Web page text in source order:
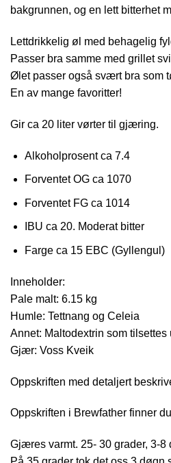
bakgrunnen, og en lett bitterhet
Lettdrikkelig øl med behagelig
Passer bra samme med grillet
Ølet passer også svært bra som
En av mange favoritter!
Gir ca 20 liter vørter til gjæring.
Alkoholprosent ca 7.4
Forventet OG ca 1070
Forventet FG ca 1014
IBU ca 20. Moderat bitter
Farge ca 15 EBC (Gyllengul)
Inneholder:
Pale malt: 6.15 kg
Humle: Tettnang og Celeia
Annet: Maltodextrin som
Gjær: Voss Kveik
Oppskriften med detaljert
Oppskriften i Brewfather finner
Gjæres varmt. 25- 30 grader, 3-8